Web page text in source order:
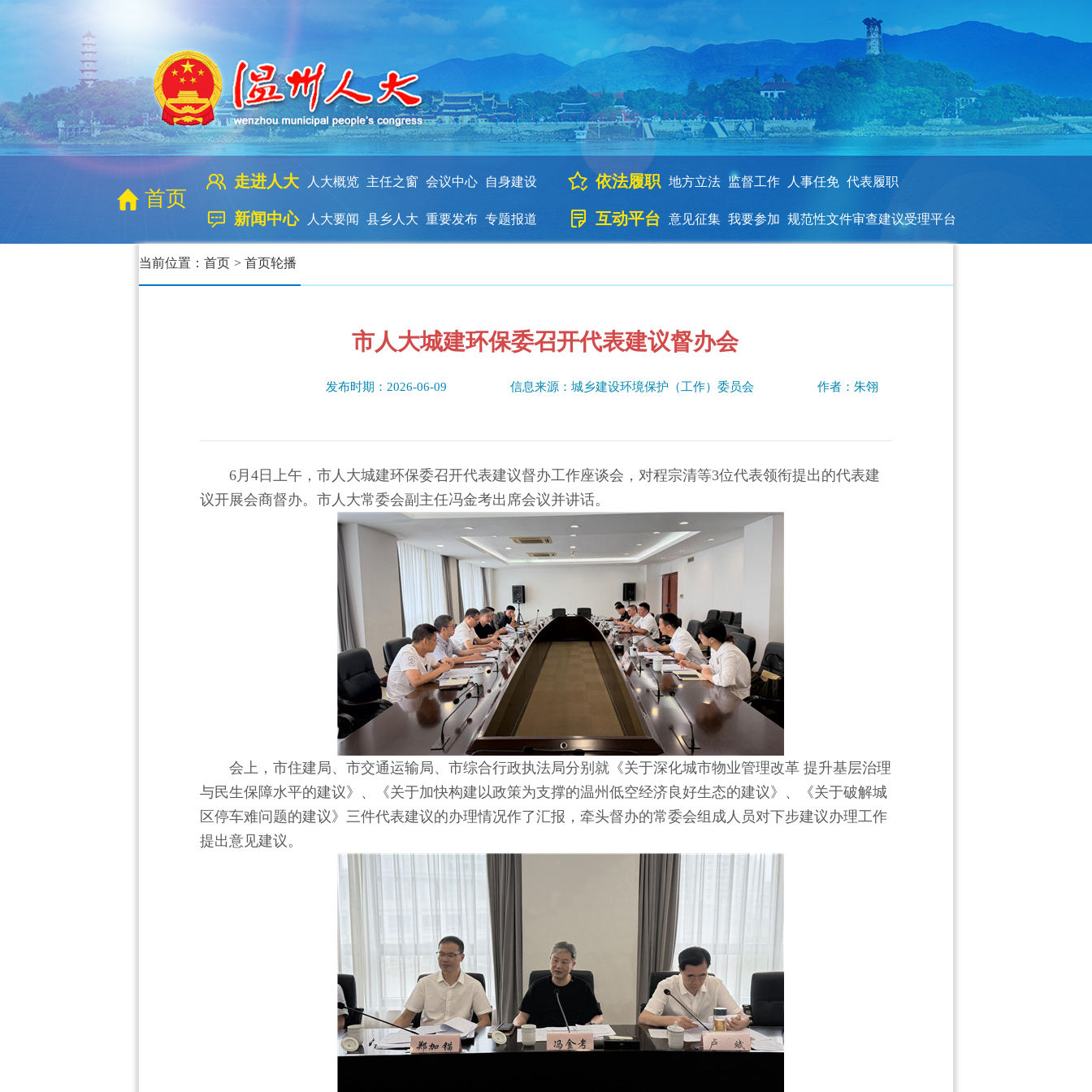
首页
走进人大 人大概览 主任之窗 会议中心 自身建设 依法履职 地方立法 监督工作 人事任免 代表履职
新闻中心 人大要闻 县乡人大 重要发布 专题报道 互动平台 意见征集 我要参加 规范性文件审查建议受理平台
当前位置： 首页 > 首页轮播
市人大城建环保委召开代表建议督办会
发布时期：2026-06-09 信息来源：城乡建设环境保护（工作）委员会 作者：朱翎
6月4日上午，市人大城建环保委召开代表建议督办工作座谈会，对程宗清等3位代表领衔提出的代表建
议开展会商督办。市人大常委会副主任冯金考出席会议并讲话。
会上，市住建局、市交通运输局、市综合行政执法局分别就《关于深化城市物业管理改革 提升基层治理
与民生保障水平的建议》、《关于加快构建以政策为支撑的温州低空经济良好生态的建议》、《关于破解城
区停车难问题的建议》三件代表建议的办理情况作了汇报，牵头督办的常委会组成人员对下步建议办理工作
提出意见建议。